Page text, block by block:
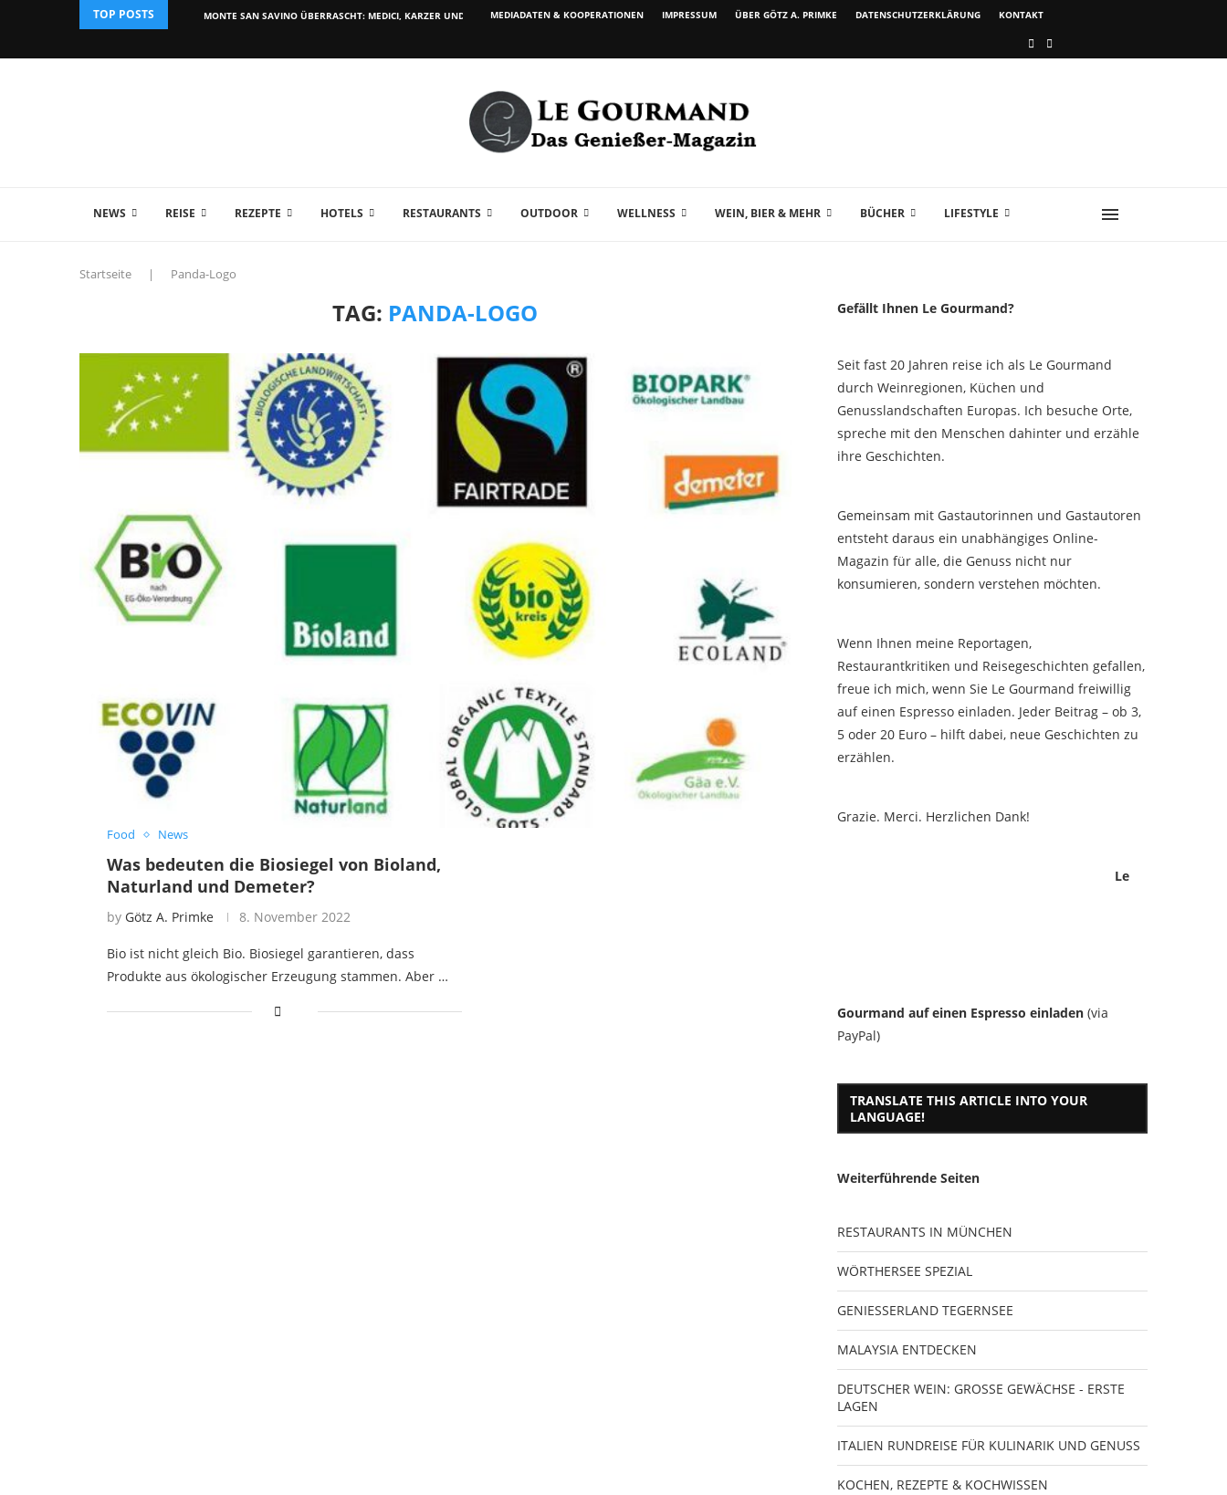
TOP POSTS MONTE SAN SAVINO ÜBERRASCHT: MEDICI, KARZER UND WEIN...MEDIADATEN & KOOPERATIONEN IMPRESSUM ÜBER GÖTZ A. PRIMKE DATENSCHUTZERKLÄRUNG KONTAKT
NEWS REISE REZEPTE HOTELS RESTAURANTS OUTDOOR WELLNESS WEIN, BIER & MEHR BÜCHER LIFESTYLE
Startseite | Panda-Logo
TAG: PANDA-LOGO
Food News
Was bedeuten die Biosiegel von Bioland,
Naturland und Demeter?
by Götz A. Primke 8. November 2022
Bio ist nicht gleich Bio. Biosiegel garantieren, dass
Produkte aus ökologischer Erzeugung stammen. Aber …
Gefällt Ihnen Le Gourmand?
Seit fast 20 Jahren reise ich als Le Gourmand
durch Weinregionen, Küchen und
Genusslandschaften Europas. Ich besuche Orte,
spreche mit den Menschen dahinter und erzähle
ihre Geschichten.
Gemeinsam mit Gastautorinnen und Gastautoren
entsteht daraus ein unabhängiges Online-
Magazin für alle, die Genuss nicht nur
konsumieren, sondern verstehen möchten.
Wenn Ihnen meine Reportagen,
Restaurantkritiken und Reisegeschichten gefallen,
freue ich mich, wenn Sie Le Gourmand freiwillig
auf einen Espresso einladen. Jeder Beitrag – ob 3,
5 oder 20 Euro – hilft dabei, neue Geschichten zu
erzählen.
Grazie. Merci. Herzlichen Dank!
Le
Gourmand auf einen Espresso einladen (via
PayPal)
TRANSLATE THIS ARTICLE INTO YOUR
LANGUAGE!
Weiterführende Seiten
RESTAURANTS IN MÜNCHEN
WÖRTHERSEE SPEZIAL
GENIESSERLAND TEGERNSEE
MALAYSIA ENTDECKEN
DEUTSCHER WEIN: GROSSE GEWÄCHSE - ERSTE
LAGEN
ITALIEN RUNDREISE FÜR KULINARIK UND GENUSS
KOCHEN, REZEPTE & KOCHWISSEN